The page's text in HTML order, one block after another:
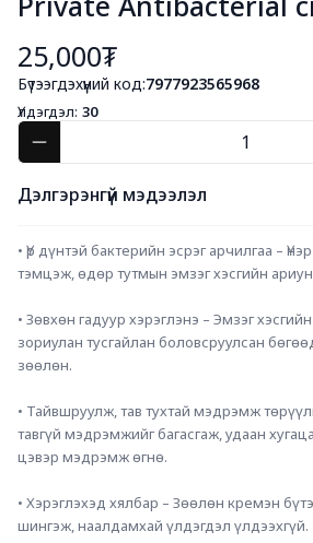
25,000₮
Бүтээгдэхүүний код:7977923565968
Үлдэгдэл: 30
Дэлгэрэнгүй мэдээлэл
• Үр дүнтэй бактерийн эсрэг арчилгаа –
тэмцэж, өдөр тутмын эмзэг хэсгийн
• Зөвхөн гадуур хэрэглэнэ – Эмзэг
зориулан тусгайлан боловсруулсан
зөөлөн.
• Тайвшруулж, тав тухтай мэдрэмж
тавгүй мэдрэмжийг багасгаж, удаан
цэвэр мэдрэмж өгнө.
• Хэрэглэхэд хялбар – Зөөлөн кремэн
шингэж, наалдамхай үлдэгдэл үлдээхгүй.